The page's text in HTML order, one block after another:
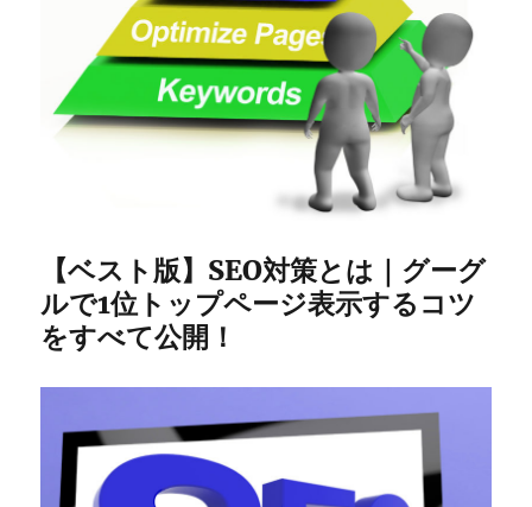
【ベスト版】SEO対策とは｜グーグ
ルで1位トップページ表示するコツ
をすべて公開！